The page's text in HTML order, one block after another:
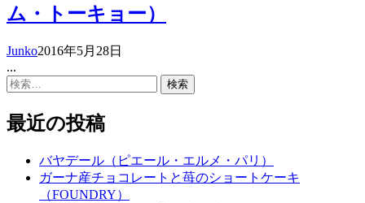
ム・トーキョー）
Junko2016年5月28日
...
検
最近の投稿
バヤデール（ピエール・エルメ・パリ）
ガーナ産チョコレートと苺のショートケーキ
（FOUNDRY）